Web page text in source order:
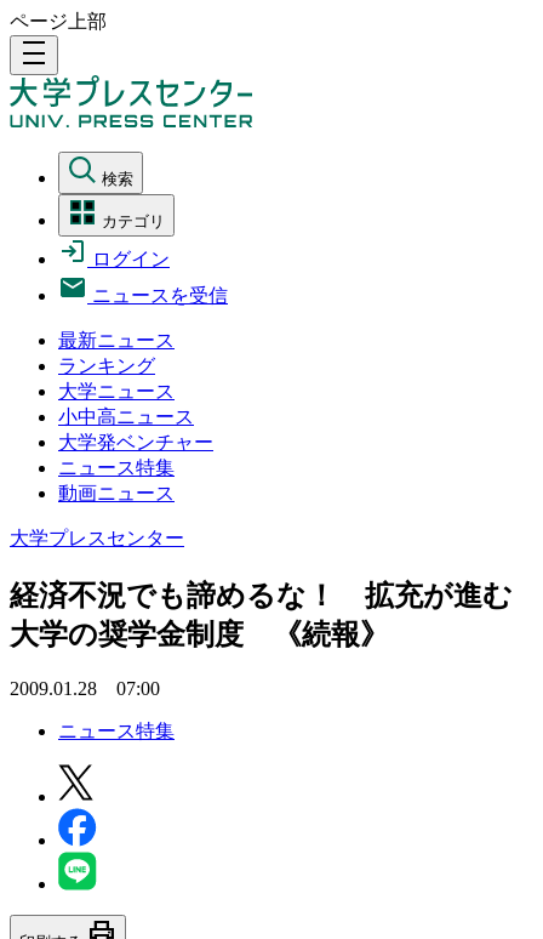
ページ上部
density_medium
検索
カテゴリ
ログイン
ニュースを受信
最新ニュース
ランキング
大学ニュース
小中高ニュース
大学発ベンチャー
ニュース特集
動画ニュース
大学プレスセンター
経済不況でも諦めるな！ 拡充が進む
大学の奨学金制度 《続報》
2009.01.28 07:00
ニュース特集